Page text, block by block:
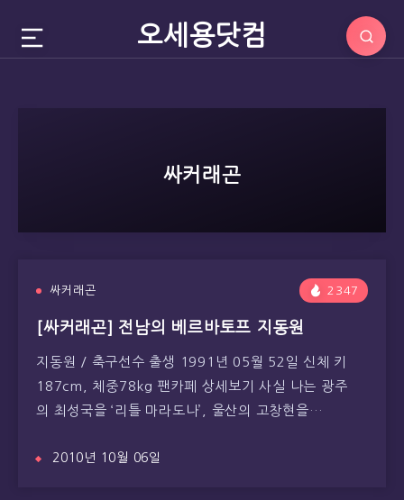
오세용닷컴
싸커래곤
싸커래곤 2347
[싸커래곤] 전남의 베르바토프 지동원
지동원 / 축구선수 출생 1991년 05월 52일 신체 키
187cm, 체중78kg 팬카페 상세보기 사실 나는 광주
의 최성국을 ‘리틀 마라도나’, 울산의 고창현을…
2010년 10월 06일